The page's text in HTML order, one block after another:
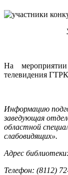
На мероприятии
телевидения
Информацию
заведующая
областной
слабовидящих».
Адрес
Телефон: (8112)